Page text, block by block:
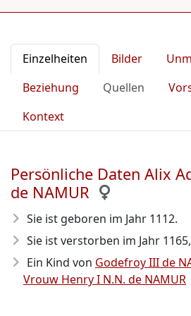
Einzelheiten Bilder
Beziehung
Quellen
Kontext
Persönliche Daten Alix
de NAMUR
Sie ist geboren im Jahr 1112.
Sie ist verstorben im Jahr 1165
Ein Kind von Godefroy III de
Vrouw Henry I N.N. de NAMUR